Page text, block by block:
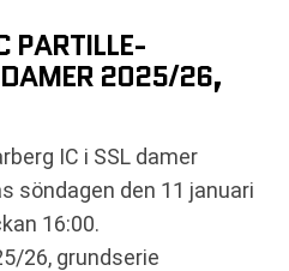
FBC PARTILLE VS
PARTILLE-
DAMER 2025/26,
IC i SSL damer
söndagen den 11 januari
16:00.
26, grundserie